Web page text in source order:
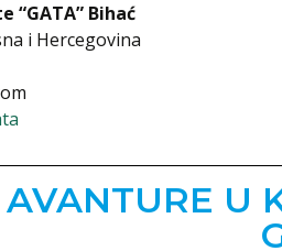
“GATA” Bihać
i Hercegovina
U